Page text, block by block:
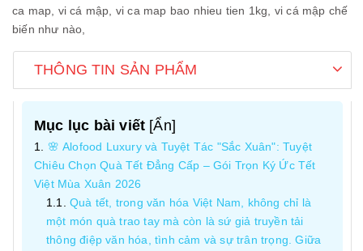
ca map, vi cá mập, vi ca map bao nhieu tien 1kg, vi cá mập chế
biến như nào,
THÔNG TIN SẢN PHẨM
Mục lục bài viết [Ẩn]
🌸 Alofood Luxury và Tuyệt Tác "Sắc Xuân": Tuyệt
Chiêu Chọn Quà Tết Đẳng Cấp – Gói Trọn Ký Ức Tết
Việt Mùa Xuân 2026
Quà tết, trong văn hóa Việt Nam, không chỉ là
một món quà trao tay mà còn là sứ giả truyền tải
thông điệp văn hóa, tình cảm và sự trân trọng. Giữa